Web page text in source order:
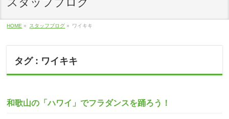
HOME » スタッフブログ » ワイキキ
タグ : ワイキキ
和歌山の「ハワイ」でフラダンスを踊ろう！